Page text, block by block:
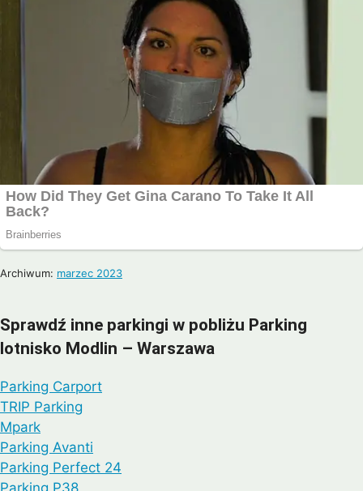
Archiwum: marzec 2023
Sprawdź inne parkingi w pobliżu Parking
lotnisko Modlin – Warszawa
Parking Carport
TRIP Parking
Mpark
Parking Avanti
Parking Perfect 24
Parking P38